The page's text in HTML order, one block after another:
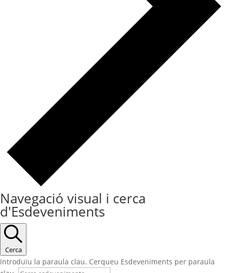
Navegació visual i cerca
d'Esdeveniments
Cerca
Introduïu la paraula clau. Cerqueu Esdeveniments per paraula